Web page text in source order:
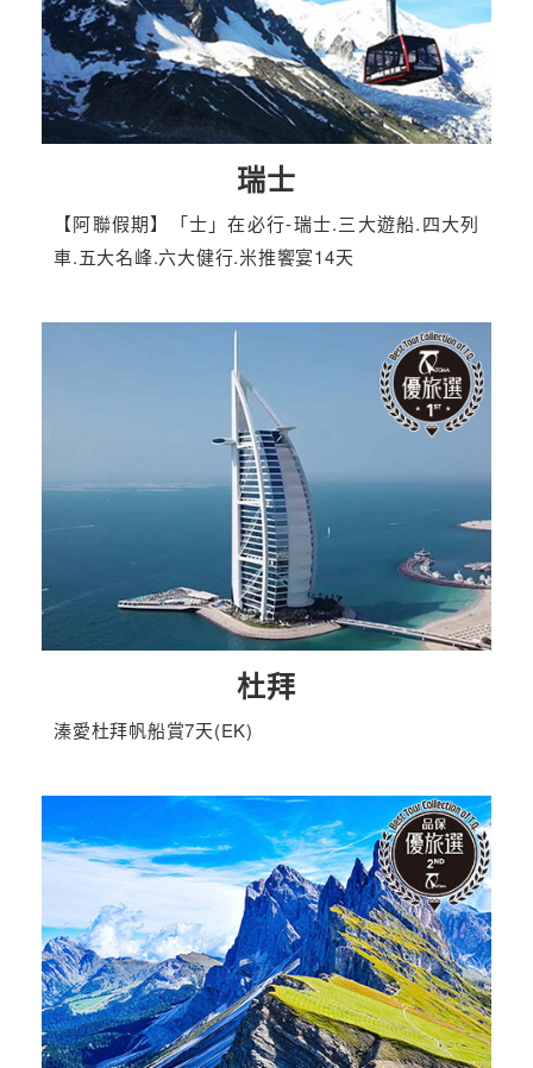
瑞士
【阿聯假期】「士」在必行-瑞士.三大遊船.四大列
車.五大名峰.六大健行.米推饗宴14天
杜拜
溱愛杜拜帆船賞7天(EK)